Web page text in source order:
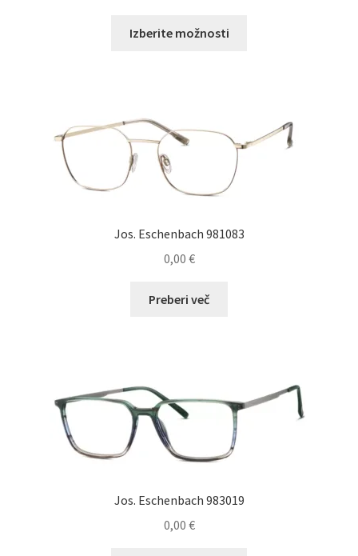
Izberite možnosti
Možnosti
lahko
Jos. Eschenbach 981083
0,00 €
Preberi več
Jos. Eschenbach 983019
0,00 €